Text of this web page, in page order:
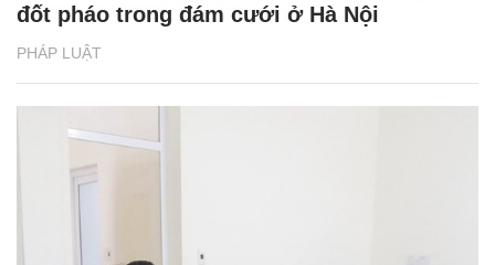
PHÁP LUẬT
đốt pháo trong đám cưới ở Hà Nội